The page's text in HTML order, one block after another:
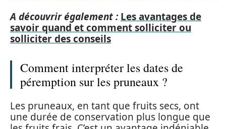
A découvrir également : Les avantages de
savoir quand et comment solliciter ou
solliciter des conseils
Comment interpréter les dates de
péremption sur les pruneaux ?
Les pruneaux, en tant que fruits secs, ont
une durée de conservation plus longue que